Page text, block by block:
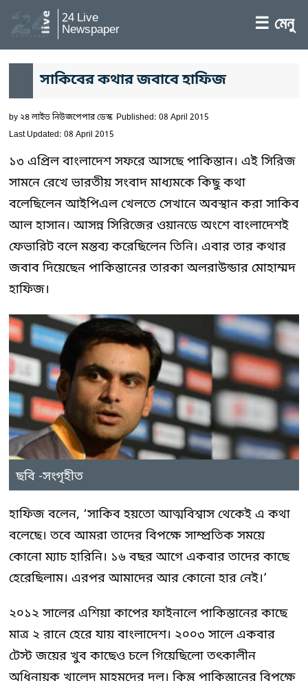
24 Live
Newspaper ☰ মেনু
সাকিবের কথার জবাবে হাফিজ
by২৪ লাইভ নিউজপেপার ডেস্ক Published: 08 April 2015
Last Updated: 08 April 2015
১৩ এপ্রিল বাংলাদেশ সফরে আসছে পাকিস্তান। এই সিরিজ
সামনে রেখে ভারতীয় সংবাদ মাধ্যমকে কিছু কথা
বলেছিলেন আইপিএল খেলতে সেখানে অবস্থান করা সাকিব
আল হাসান। আসন্ন সিরিজের ওয়ানডে অংশে বাংলাদেশই
ফেভারিট বলে মন্তব্য করেছিলেন তিনি। এবার তার কথার
জবাব দিয়েছেন পাকিস্তানের তারকা অলরাউন্ডার মোহাম্মদ
হাফিজ।
ছবি -সংগৃহীত
হাফিজ বলেন, ‘সাকিব হয়তো আত্মবিশ্বাস থেকেই এ কথা
বলেছে। তবে আমরা তাদের বিপক্ষে সাম্প্রতিক সময়ে
কোনো ম্যাচ হারিনি। ১৬ বছর আগে একবার তাদের কাছে
হেরেছিলাম। এরপর আমাদের আর কোনো হার নেই।’
২০১২ সালের এশিয়া কাপের ফাইনালে পাকিস্তানের কাছে
মাত্র ২ রানে হেরে যায় বাংলাদেশ। ২০০৩ সালে একবার
টেস্ট জয়ের খুব কাছেও চলে গিয়েছিলো তৎকালীন
অধিনায়ক খালেদ মাহমুদের দল। কিন্তু পাকিস্তানের বিপক্ষে